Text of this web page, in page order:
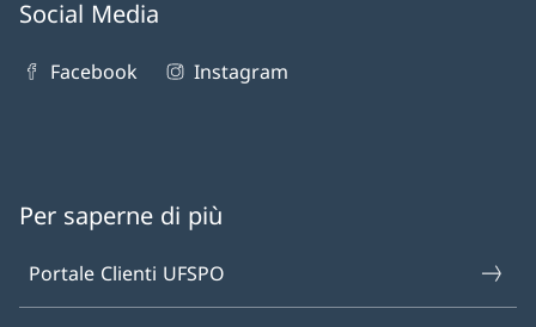
Social Media
Facebook Instagram
Per saperne di più
Portale Clienti UFSPO